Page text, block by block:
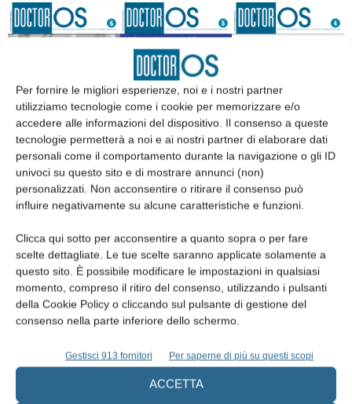
Per fornire le migliori esperienze, noi e i nostri partner
utilizziamo tecnologie come i cookie per memorizzare e/o
accedere alle informazioni del dispositivo. Il consenso a queste
tecnologie permetterà a noi e ai nostri partner di elaborare dati
personali come il comportamento durante la navigazione o gli ID
univoci su questo sito e di mostrare annunci (non)
personalizzati. Non acconsentire o ritirare il consenso può
influire negativamente su alcune caratteristiche e funzioni.
Clicca qui sotto per acconsentire a quanto sopra o per fare
scelte dettagliate. Le tue scelte saranno applicate solamente a
questo sito. È possibile modificare le impostazioni in qualsiasi
momento, compreso il ritiro del consenso, utilizzando i pulsanti
della Cookie Policy o cliccando sul pulsante di gestione del
consenso nella parte inferiore dello schermo.
Gestisci 913 fornitori Per saperne di più su questi scopi
ACCETTA
Edicola web
Abbonati
Iscriviti alla newsletter